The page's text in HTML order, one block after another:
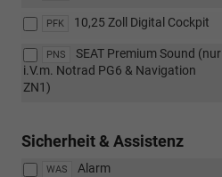
PFK 10,25 Zoll Digital Cockpit
PNS
SEAT Premium Sound (nur
i.V.m. Notrad PG6 & Navigation
ZN1)
Sicherheit & Assistenz
WAS Alarm